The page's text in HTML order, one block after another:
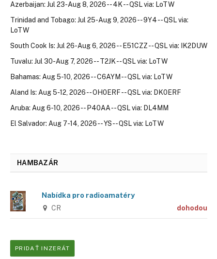
Azerbaijan: Jul 23-Aug 8, 2026 -- 4K -- QSL via: LoTW
Trinidad and Tobago: Jul 25-Aug 9, 2026 -- 9Y4 -- QSL via:
LoTW
South Cook Is: Jul 26-Aug 6, 2026 -- E51CZZ -- QSL via: IK2DUW
Tuvalu: Jul 30-Aug 7, 2026 -- T2JK -- QSL via: LoTW
Bahamas: Aug 5-10, 2026 -- C6AYM -- QSL via: LoTW
Aland Is: Aug 5-12, 2026 -- OH0ERF -- QSL via: DK0ERF
Aruba: Aug 6-10, 2026 -- P40AA -- QSL via: DL4MM
El Salvador: Aug 7-14, 2026 -- YS -- QSL via: LoTW
HAMBAZÁR
Nabídka pro radioamatéry
CR dohodou
PRIDAŤ INZERÁT